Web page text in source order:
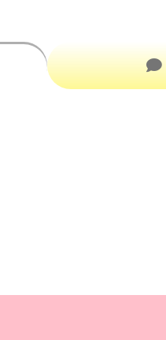
Kokosové
Ovocné pyré -
zralé ovoce
Pečení